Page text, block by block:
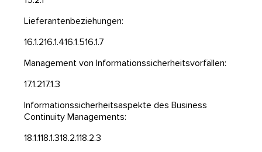
Lieferantenbeziehungen:
16.1.216.1.416.1.516.1.7
Management von Informationssicherheitsvorfällen:
17.1.217.1.3
Informationssicherheitsaspekte des Business
Continuity Managements:
18.1.118.1.318.2.118.2.3